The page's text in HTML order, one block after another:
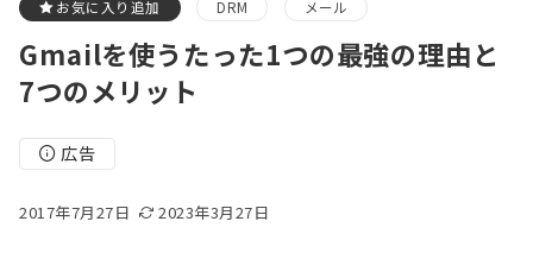
お気に入り追加 DRM メール
Gmailを使うたった1つの最強の理由と
7つのメリット
広告
2017年7月27日 2023年3月27日